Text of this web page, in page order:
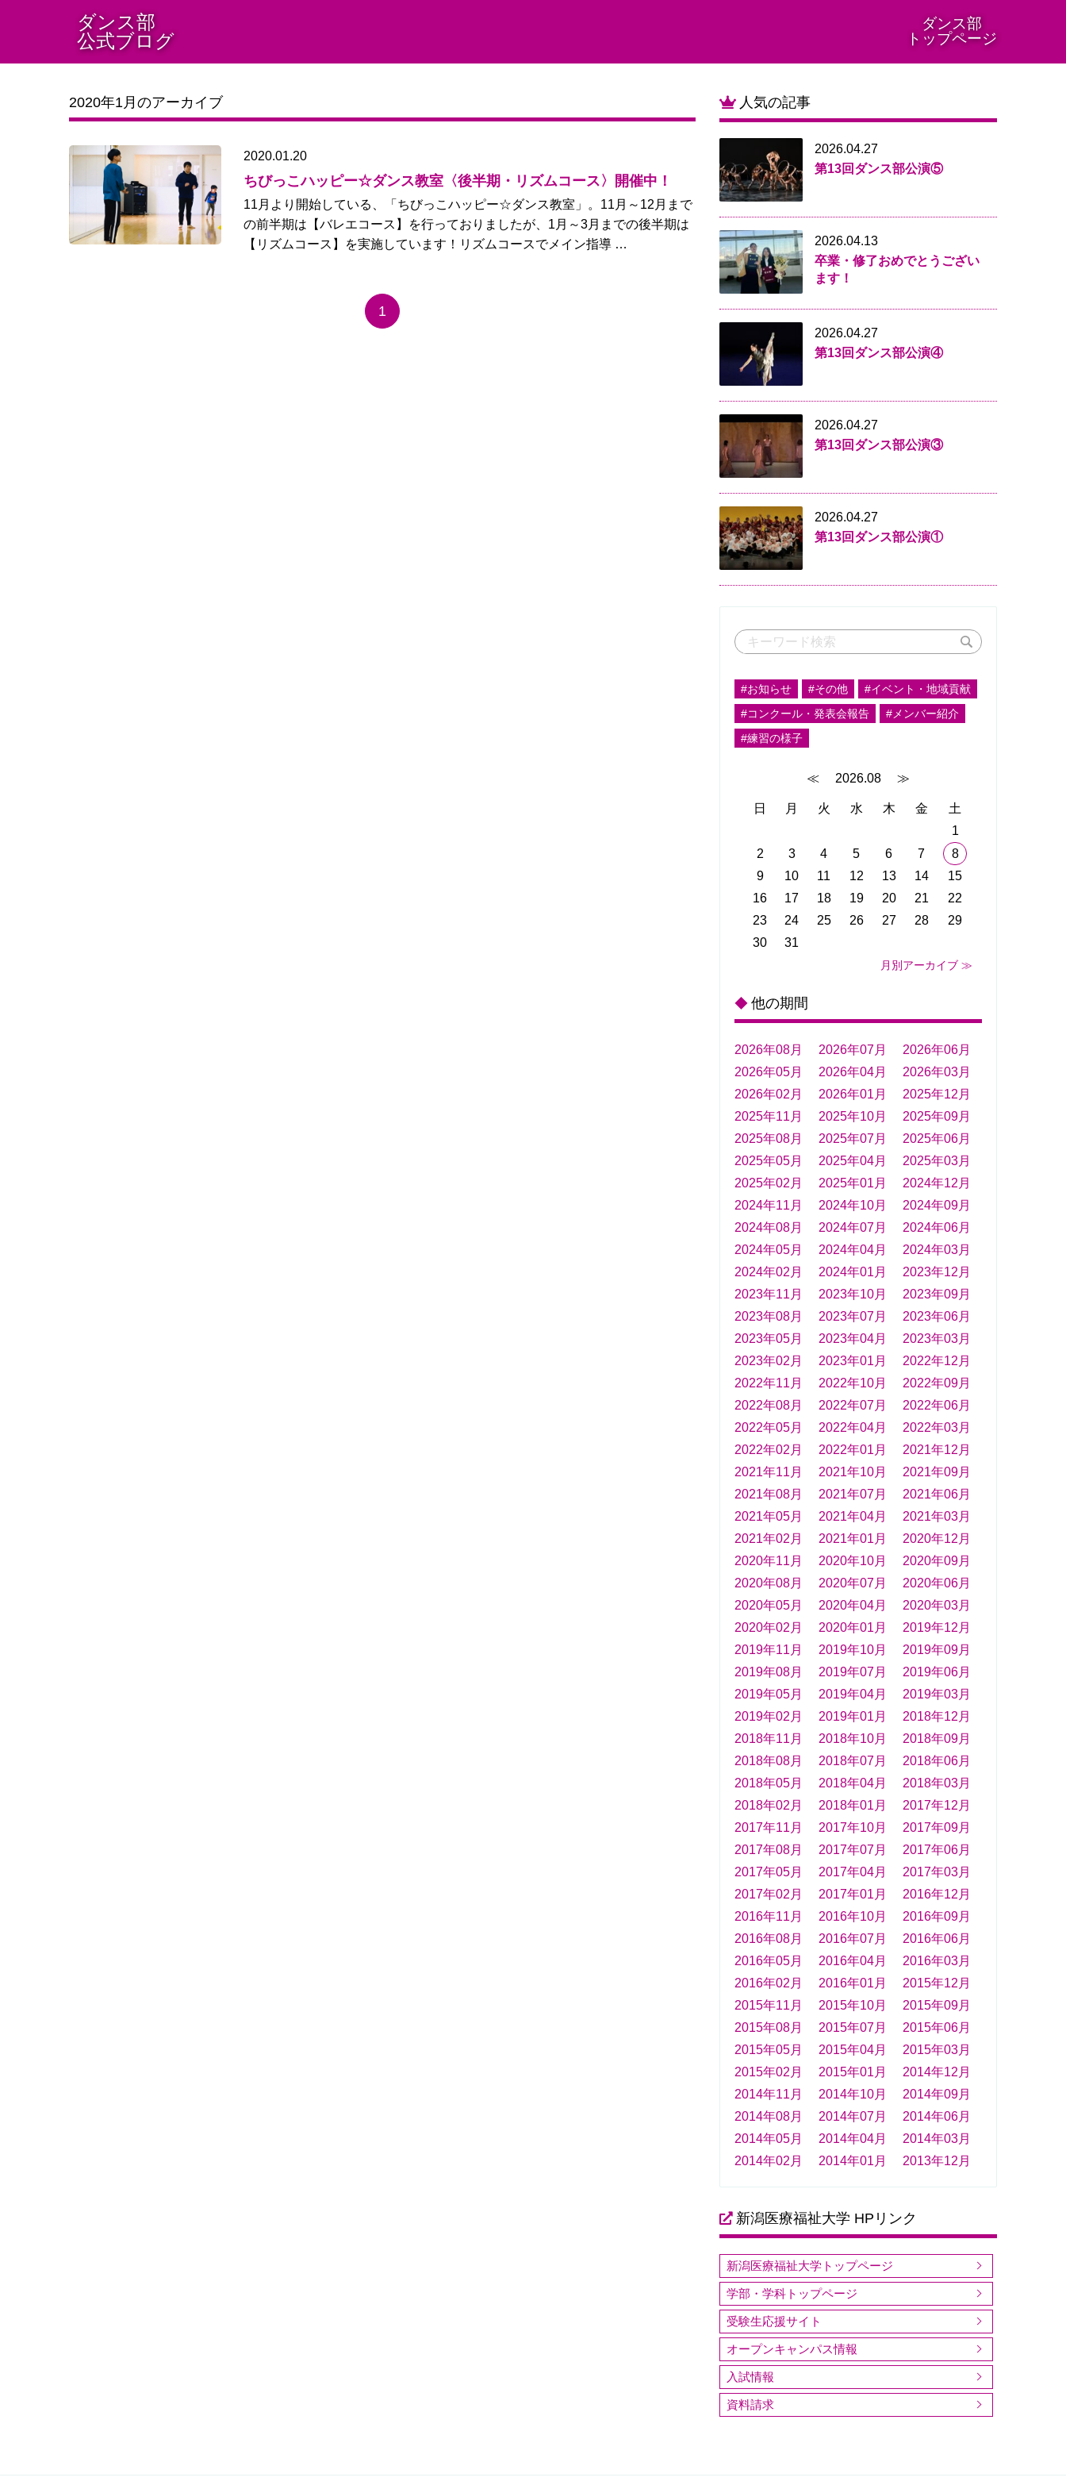
ダンス部
トップページ
ダンス部
公式ブログ
2020年1月のアーカイブ
2020.01.20
ちびっこハッピー☆ダンス教室〈後半期・リズムコース〉開催中！
11月より開始している、「ちびっこハッピー☆ダンス教室」。11月～12月まで
の前半期は【バレエコース】を行っておりましたが、1月～3月までの後半期は
【リズムコース】を実施しています！リズムコースでメイン指導 …
1
人気の記事
2026.04.27
第13回ダンス部公演⑤
2026.04.13
卒業・修了おめでとうござい
ます！
2026.04.27
第13回ダンス部公演④
2026.04.27
第13回ダンス部公演③
2026.04.27
第13回ダンス部公演①
#お知らせ #その他
#イベント・地域貢献
#コンクール・発表会報告
#メンバー紹介
#練習の様子
≪ 2026.08 ≫
日 月 火 水 木 金
土
1
2
3 4 5 6 7
8
9
10 11 12 13 14
15
16
17 18 19 20 21
22
23
24 25 26 27 28
29
30
31
月別アーカイブ ≫
◆ 他の期間
2026年08月 2026年07月
2026年06月
2026年05月
2026年04月
2026年03月
2026年02月
2026年01月
2025年12月
2025年11月
2025年10月
2025年09月
2025年08月
2025年07月
2025年06月
2025年05月
2025年04月
2025年03月
2025年02月
2025年01月
2024年12月
2024年11月
2024年10月
2024年09月
2024年08月
2024年07月
2024年06月
2024年05月
2024年04月
2024年03月
2024年02月
2024年01月
2023年12月
2023年11月
2023年10月
2023年09月
2023年08月
2023年07月
2023年06月
2023年05月
2023年04月
2023年03月
2023年02月
2023年01月
2022年12月
2022年11月
2022年10月
2022年09月
2022年08月
2022年07月
2022年06月
2022年05月
2022年04月
2022年03月
2022年02月
2022年01月
2021年12月
2021年11月
2021年10月
2021年09月
2021年08月
2021年07月
2021年06月
2021年05月
2021年04月
2021年03月
2021年02月
2021年01月
2020年12月
2020年11月
2020年10月
2020年09月
2020年08月
2020年07月
2020年06月
2020年05月
2020年04月
2020年03月
2020年02月
2020年01月
2019年12月
2019年11月
2019年10月
2019年09月
2019年08月
2019年07月
2019年06月
2019年05月
2019年04月
2019年03月
2019年02月
2019年01月
2018年12月
2018年11月
2018年10月
2018年09月
2018年08月
2018年07月
2018年06月
2018年05月
2018年04月
2018年03月
2018年02月
2018年01月
2017年12月
2017年11月
2017年10月
2017年09月
2017年08月
2017年07月
2017年06月
2017年05月
2017年04月
2017年03月
2017年02月
2017年01月
2016年12月
2016年11月
2016年10月
2016年09月
2016年08月
2016年07月
2016年06月
2016年05月
2016年04月
2016年03月
2016年02月
2016年01月
2015年12月
2015年11月
2015年10月
2015年09月
2015年08月
2015年07月
2015年06月
2015年05月
2015年04月
2015年03月
2015年02月
2015年01月
2014年12月
2014年11月
2014年10月
2014年09月
2014年08月
2014年07月
2014年06月
2014年05月
2014年04月
2014年03月
2014年02月
2014年01月 2013年12月
新潟医療福祉大学 HPリンク
新潟医療福祉大学トップページ
学部・学科トップページ
受験生応援サイト
オープンキャンパス情報
入試情報
資料請求